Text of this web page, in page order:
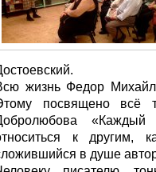
жизнь Федор
посвящено всё
к другим,
в душе